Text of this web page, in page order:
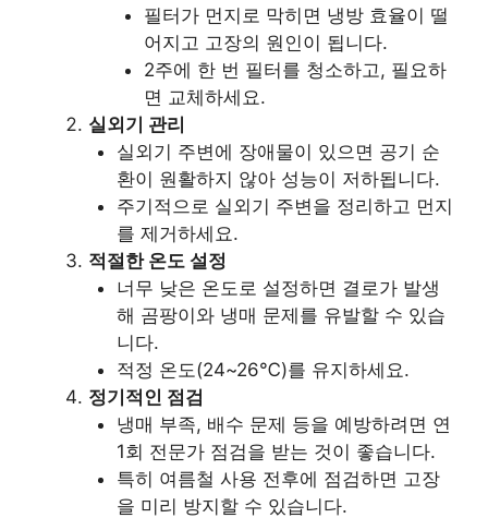
필터가 먼지로 막히면 냉방 효율이 떨
어지고 고장의 원인이 됩니다.
2주에 한 번 필터를 청소하고, 필요하
면 교체하세요.
실외기 관리
실외기 주변에 장애물이 있으면 공기 순
환이 원활하지 않아 성능이 저하됩니다.
주기적으로 실외기 주변을 정리하고 먼지
를 제거하세요.
적절한 온도 설정
너무 낮은 온도로 설정하면 결로가 발생
해 곰팡이와 냉매 문제를 유발할 수 있습
니다.
적정 온도(24~26℃)를 유지하세요.
정기적인 점검
냉매 부족, 배수 문제 등을 예방하려면 연
1회 전문가 점검을 받는 것이 좋습니다.
특히 여름철 사용 전후에 점검하면 고장
을 미리 방지할 수 있습니다.